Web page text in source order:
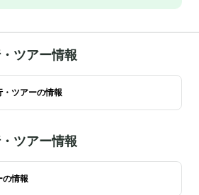
ツアー情報
・ツアーの情報
ツアー情報
の情報